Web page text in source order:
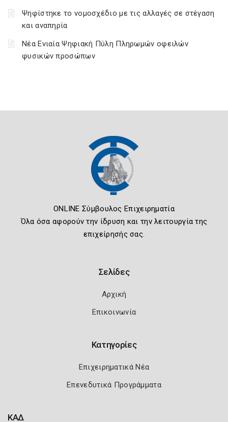
Ψηφίστηκε το νομοσχέδιο με τις αλλαγές σε στέγαση
και αναπηρία
Νέα Ενιαία Ψηφιακή Πύλη Πληρωμών οφειλών
φυσικών προσώπων
ONLINE Σύμβουλος Επιχειρηματία
Όλα όσα αφορούν την ίδρυση και την λειτουργία της
επιχείρησής σας.
Σελίδες
Αρχική
Επικοινωνία
Κατηγορίες
Επιχειρηματικά Νέα
Επενεδυτικά Προγράμματα
ΚΑΔ